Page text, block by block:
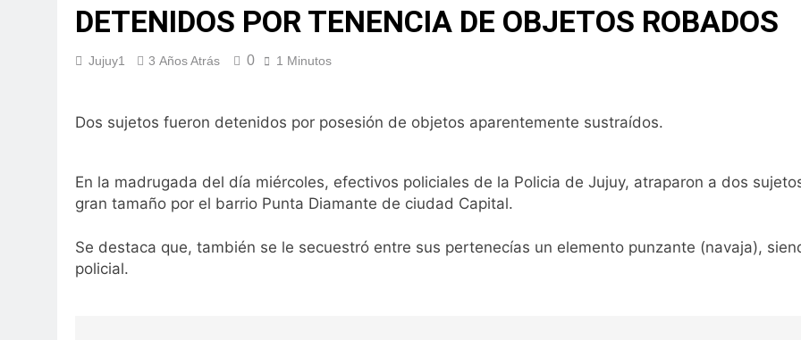
DETENIDOS POR TENENCIA DE OBJETOS ROBADOS
Jujuy1 3 Años Atrás 0 1 Minutos
Dos sujetos fueron detenidos por posesión de objetos aparentemente sustraídos.
En la madrugada del día miércoles, efectivos policiales de la Policia de Jujuy, atraparon a dos
gran tamaño por el barrio Punta Diamante de ciudad Capital.
Se destaca que, también se le secuestró entre sus pertenecías un elemento punzante (navaja),
policial.